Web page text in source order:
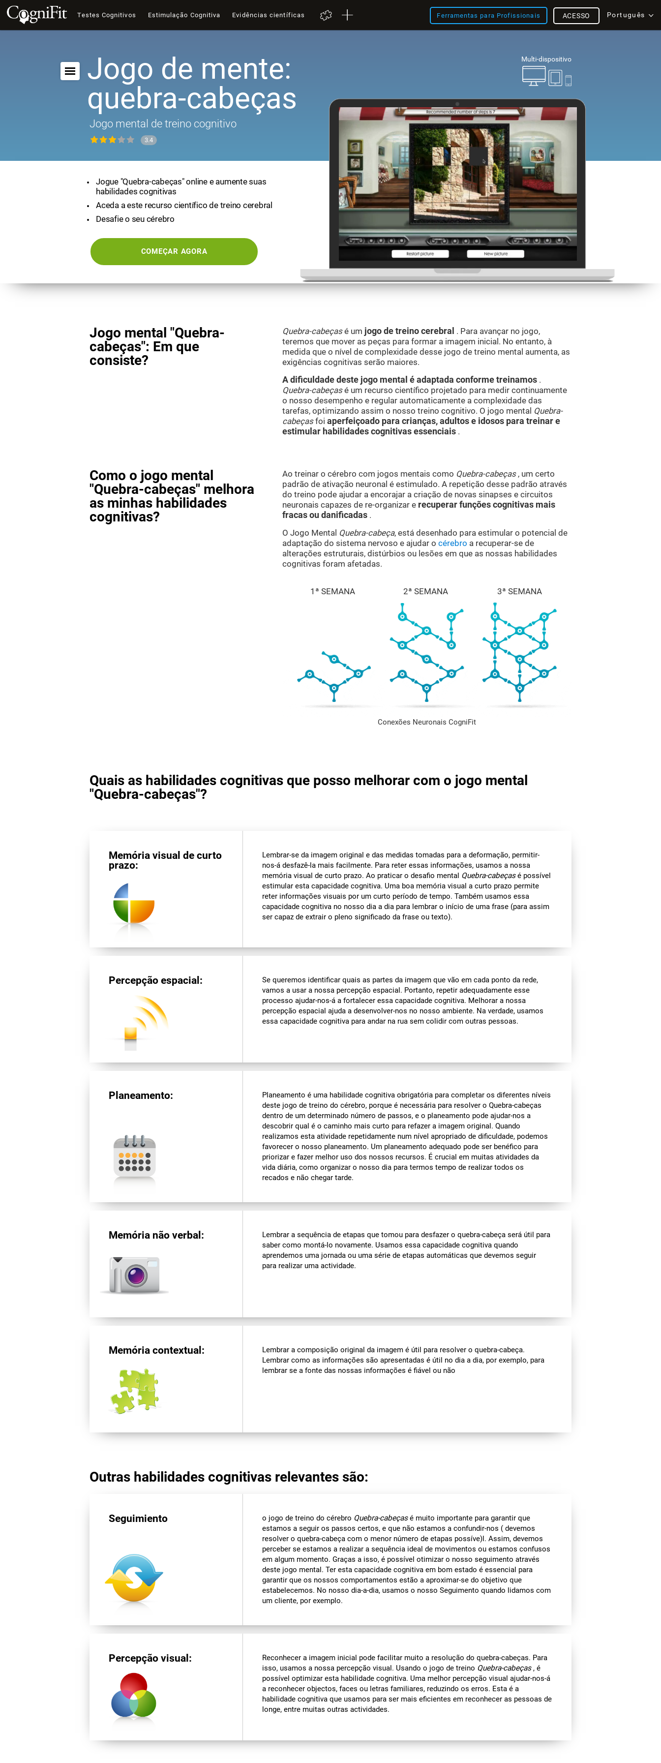
Testes Cognitivos Estimulação Cognitiva Evidências científicas Ferramentas para Profissionais Português
ACESSO
Multi-dispositivo
Jogo de mente:
quebra-cabeças
Jogo mental de treino cognitivo
3.4
Jogue "Quebra-cabeças" online e aumente suas
habilidades cognitivas
Aceda a este recurso científico de treino cerebral
Desafie o seu cérebro
COMEÇAR AGORA
Jogo mental "Quebra-
cabeças": Em que
consiste?
Quebra-cabeçasé um jogo de treino cerebral . Para avançar no jogo,
teremos que mover as peças para formar a imagem inicial. No entanto, à
medida que o nível de complexidade desse jogo de treino mental aumenta, as
exigências cognitivas serão maiores.
A dificuldade deste jogo mental é adaptada conforme treinamos .
Quebra-cabeçasé um recurso científico projetado para medir continuamente
o nosso desempenho e regular automaticamente a complexidade das
tarefas, optimizando assim o nosso treino cognitivo. O jogo mental Quebra-
cabeçasfoi aperfeiçoado para crianças, adultos e idosos para treinar e
estimular habilidades cognitivas essenciais .
Como o jogo mental
"Quebra-cabeças" melhora
as minhas habilidades
cognitivas?
Ao treinar o cérebro com jogos mentais como Quebra-cabeças , um certo
padrão de ativação neuronal é estimulado. A repetição desse padrão através
do treino pode ajudar a encorajar a criação de novas sinapses e circuitos
neuronais capazes de re-organizar e recuperar funções cognitivas mais
fracas ou danificadas .
O Jogo Mental Quebra-cabeça, está desenhado para estimular o potencial de
adaptação do sistema nervoso e ajudar o cérebro a recuperar-se de
alterações estruturais, distúrbios ou lesões em que as nossas habilidades
cognitivas foram afetadas.
1ª SEMANA 2ª SEMANA 3ª SEMANA
Conexões Neuronais CogniFit
Quais as habilidades cognitivas que posso melhorar com o jogo mental
"Quebra-cabeças"?
Memória visual de curto
prazo:
Lembrar-se da imagem original e das medidas tomadas para a deformação, permitir-
nos-á desfazê-la mais facilmente. Para reter essas informações, usamos a nossa
memória visual de curto prazo. Ao praticar o desafio mental Quebra-cabeçasé possível
estimular esta capacidade cognitiva. Uma boa memória visual a curto prazo permite
reter informações visuais por um curto período de tempo. Também usamos essa
capacidade cognitiva no nosso dia a dia para lembrar o início de uma frase (para assim
ser capaz de extrair o pleno significado da frase ou texto).
Percepção espacial:
Se queremos identificar quais as partes da imagem que vão em cada ponto da rede,
vamos a usar a nossa percepção espacial. Portanto, repetir adequadamente esse
processo ajudar-nos-á a fortalecer essa capacidade cognitiva. Melhorar a nossa
percepção espacial ajuda a desenvolver-nos no nosso ambiente. Na verdade, usamos
essa capacidade cognitiva para andar na rua sem colidir com outras pessoas.
Planeamento:
Planeamento é uma habilidade cognitiva obrigatória para completar os diferentes níveis
deste jogo de treino do cérebro, porque é necessária para resolver o Quebra-cabeças
dentro de um determinado número de passos, e o planeamento pode ajudar-nos a
descobrir qual é o caminho mais curto para refazer a imagem original. Quando
realizamos esta atividade repetidamente num nível apropriado de dificuldade, podemos
favorecer o nosso planeamento. Um planeamento adequado pode ser benéfico para
priorizar e fazer melhor uso dos nossos recursos. É crucial em muitas atividades da
vida diária, como organizar o nosso dia para termos tempo de realizar todos os
recados e não chegar tarde.
Memória não verbal:
Lembrar a sequência de etapas que tomou para desfazer o quebra-cabeça será útil para
saber como montá-lo novamente. Usamos essa capacidade cognitiva quando
aprendemos uma jornada ou uma série de etapas automáticas que devemos seguir
para realizar uma actividade.
Memória contextual:
Lembrar a composição original da imagem é útil para resolver o quebra-cabeça.
Lembrar como as informações são apresentadas é útil no dia a dia, por exemplo, para
lembrar se a fonte das nossas informações é fiável ou não
Outras habilidades cognitivas relevantes são:
Seguimiento o jogo de treino do cérebro Quebra-cabeçasé muito importante para garantir que
estamos a seguir os passos certos, e que não estamos a confundir-nos ( devemos
resolver o quebra-cabeça com o menor número de etapas possíve)l. Assim, devemos
perceber se estamos a realizar a sequência ideal de movimentos ou estamos confusos
em algum momento. Graças a isso, é possível otimizar o nosso seguimento através
deste jogo mental. Ter esta capacidade cognitiva em bom estado é essencial para
garantir que os nossos comportamentos estão a aproximar-se do objetivo que
estabelecemos. No nosso dia-a-dia, usamos o nosso Seguimento quando lidamos com
um cliente, por exemplo.
Percepção visual:
Reconhecer a imagem inicial pode facilitar muito a resolução do quebra-cabeças. Para
isso, usamos a nossa percepção visual. Usando o jogo de treino Quebra-cabeças , é
possível optimizar esta habilidade cognitiva. Uma melhor percepção visual ajudar-nos-á
a reconhecer objectos, faces ou letras familiares, reduzindo os erros. Esta é a
habilidade cognitiva que usamos para ser mais eficientes em reconhecer as pessoas de
longe, entre muitas outras actividades.